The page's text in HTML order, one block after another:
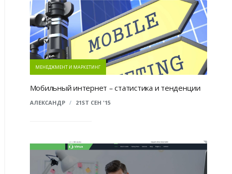
МЕНЕДЖМЕНТ И МАРКЕТИНГ
Мобильный интернет – статистика и тенденции
АЛЕКСАНДР / 21ST СЕН '15